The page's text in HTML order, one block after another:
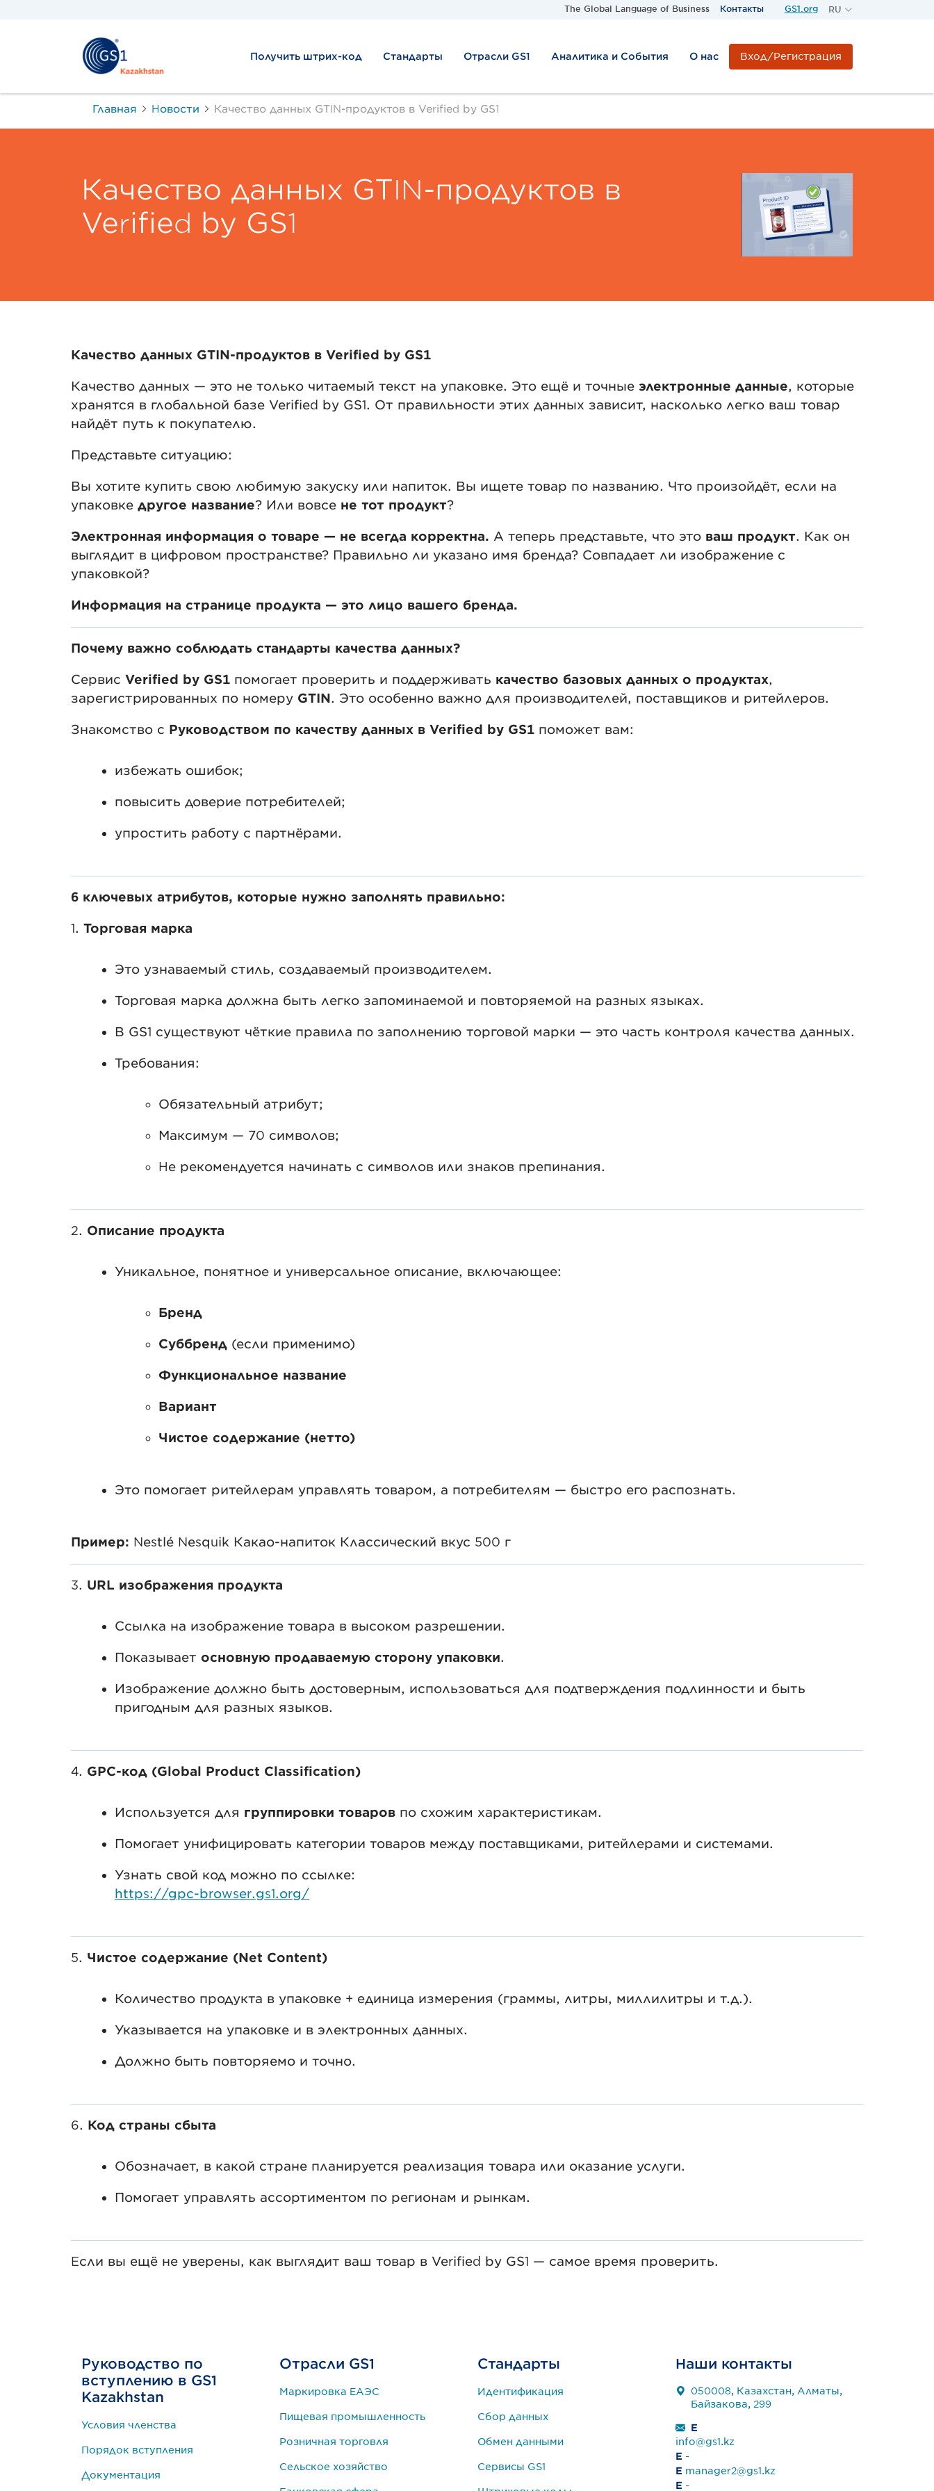
The Global Language of Business Контакты GS1.org
RU
Получить штрих-код Стандарты Отрасли GS1 Аналитика и События О нас Вход/Регистрация
Главная Новости Качество данных GTIN-продуктов в Verified by GS1
Качество данных GTIN-продуктов в
Verified by GS1
Качество данных GTIN-продуктов в Verified by GS1
Качество данных — это не только читаемый текст на упаковке. Это ещё и точные электронные данные, которые
хранятся в глобальной базе Verified by GS1. От правильности этих данных зависит, насколько легко ваш товар
найдёт путь к покупателю.
Представьте ситуацию:
Вы хотите купить свою любимую закуску или напиток. Вы ищете товар по названию. Что произойдёт, если на
упаковке другое название? Или вовсе не тот продукт?
Электронная информация о товаре — не всегда корректна. А теперь представьте, что это ваш продукт. Как он
выглядит в цифровом пространстве? Правильно ли указано имя бренда? Совпадает ли изображение с
упаковкой?
Информация на странице продукта — это лицо вашего бренда.
Почему важно соблюдать стандарты качества данных?
Сервис Verified by GS1 помогает проверить и поддерживать качество базовых данных о продуктах,
зарегистрированных по номеру GTIN. Это особенно важно для производителей, поставщиков и ритейлеров.
Знакомство с Руководством по качеству данных в Verified by GS1 поможет вам:
избежать ошибок;
повысить доверие потребителей;
упростить работу с партнёрами.
6 ключевых атрибутов, которые нужно заполнять правильно:
1. Торговая марка
Это узнаваемый стиль, создаваемый производителем.
Торговая марка должна быть легко запоминаемой и повторяемой на разных языках.
В GS1 существуют чёткие правила по заполнению торговой марки — это часть контроля качества данных.
Требования:
Обязательный атрибут;
Максимум — 70 символов;
Не рекомендуется начинать с символов или знаков препинания.
2. Описание продукта
Уникальное, понятное и универсальное описание, включающее:
Бренд
Суббренд (если применимо)
Функциональное название
Вариант
Чистое содержание (нетто)
Это помогает ритейлерам управлять товаром, а потребителям — быстро его распознать.
Пример: Nestlé Nesquik Какао-напиток Классический вкус 500 г
3. URL изображения продукта
Ссылка на изображение товара в высоком разрешении.
Показывает основную продаваемую сторону упаковки.
Изображение должно быть достоверным, использоваться для подтверждения подлинности и быть
пригодным для разных языков.
4. GPC-код (Global Product Classification)
Используется для группировки товаров по схожим характеристикам.
Помогает унифицировать категории товаров между поставщиками, ритейлерами и системами.
Узнать свой код можно по ссылке:
https://gpc-browser.gs1.org/
5. Чистое содержание (Net Content)
Количество продукта в упаковке + единица измерения (граммы, литры, миллилитры и т.д.).
Указывается на упаковке и в электронных данных.
Должно быть повторяемо и точно.
6. Код страны сбыта
Обозначает, в какой стране планируется реализация товара или оказание услуги.
Помогает управлять ассортиментом по регионам и рынкам.
Если вы ещё не уверены, как выглядит ваш товар в Verified by GS1 — самое время проверить.
Руководство по
вступлению в GS1
Kazakhstan
Условия членства
Порядок вступления
Документация
Отрасли GS1
Маркировка ЕАЭС
Пищевая промышленность
Розничная торговля
Сельское хозяйство
Стандарты
Идентификация
Сбор данных
Обмен данными
Сервисы GS1
Наши контакты
050008, Казахстан, Алматы,
Байзакова, 299
E
info@gs1.kz
E -
E manager2@gs1.kz
E -